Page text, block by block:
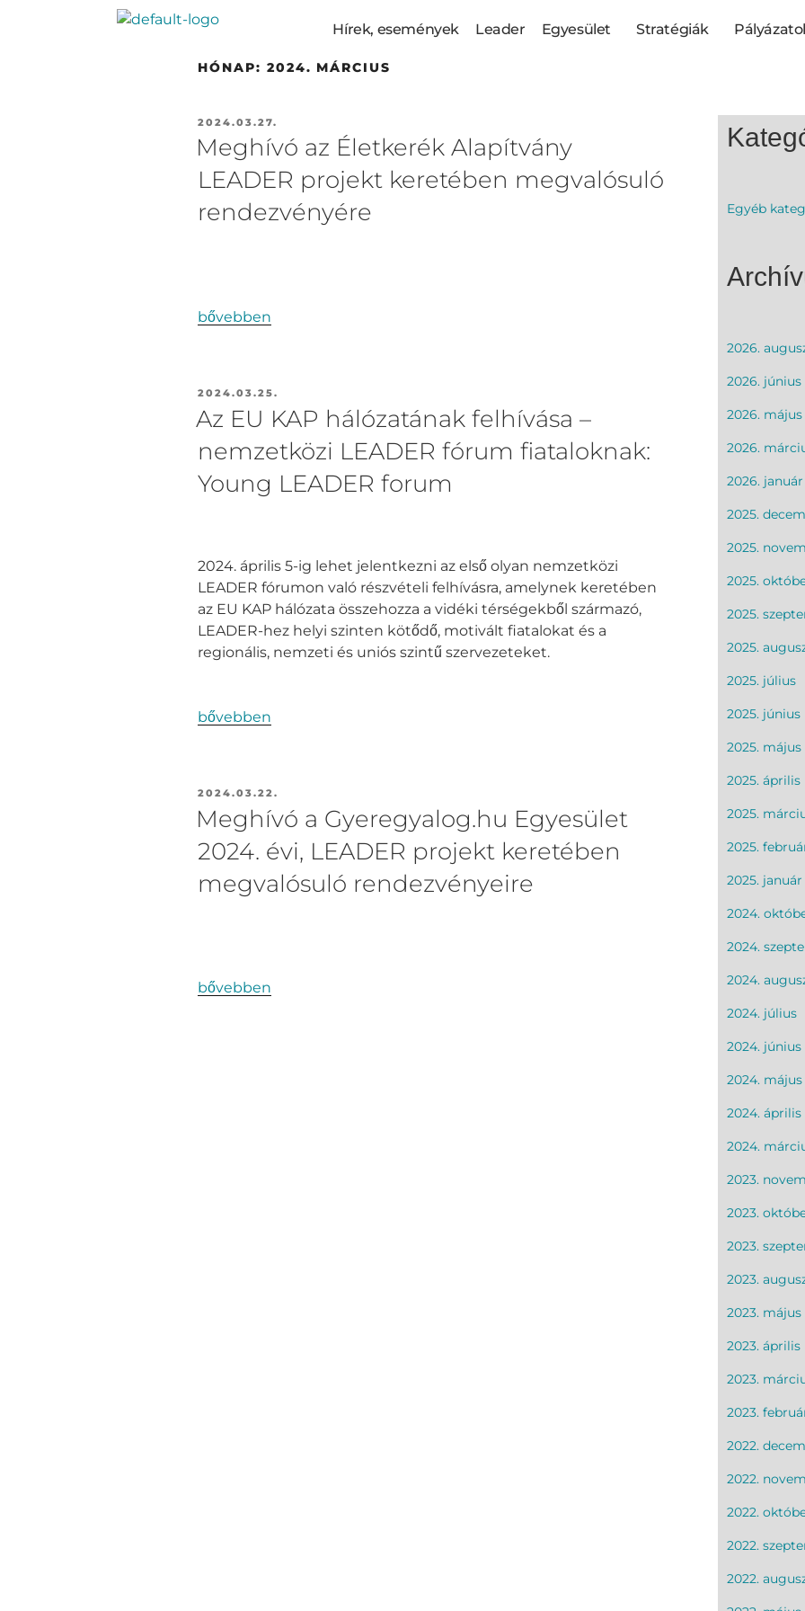
Hírek, események Leader Egyesület Stratégiák
HÓNAP: 2024. MÁRCIUS
2024.03.27.
Meghívó az Életkerék Alapítvány
LEADER projekt keretében megvalósuló
rendezvényére
bővebben
2024.03.25.
Az EU KAP hálózatának felhívása –
nemzetközi LEADER fórum fiataloknak:
Young LEADER forum
2024. április 5-ig lehet jelentkezni az első olyan nemzetközi
LEADER fórumon való részvételi felhívásra, amelynek keretében
az EU KAP hálózata összehozza a vidéki térségekből származó,
LEADER-hez helyi szinten kötődő, motivált fiatalokat és a
regionális, nemzeti és uniós szintű szervezeteket.
bővebben
2024.03.22.
Meghívó a Gyeregyalog.hu Egyesület
2024. évi, LEADER projekt keretében
megvalósuló rendezvényeire
bővebben
Egyéb
2026.
2026. június
2026. május
2026.
2026. január
2025.
2025.
2025.
2025.
2025.
2025. július
2025. június
2025. május
2025. április
2025.
2025.
2025. január
2024.
2024.
2024.
2024. július
2024. június
2024. május
2024. április
2024.
2023.
2023.
2023.
2023.
2023. május
2023. április
2023.
2023.
2022.
2022.
2022.
2022.
2022.